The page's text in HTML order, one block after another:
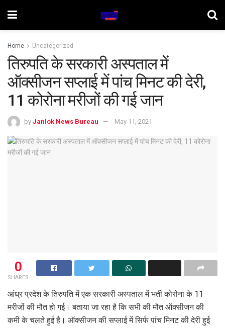
Home Uncategorized
तिरुपति के सरकारी अस्पताल में
ऑक्सीजन सप्लाई में पांच मिनट की देरी,
11 कोरोना मरीजों की गई जान
by Janlok News Bureau May 11, 2021
0
SHARES
आंध्र प्रदेश के तिरुपति में एक सरकारी अस्पताल में भर्ती कोरोना के 11
मरीजों की मौत हो गई। बताया जा रहा है कि सभी की मौत ऑक्सीजन की
कमी के चलते हुई है। ऑक्सीजन की सप्लाई में सिर्फ पांच मिनट की देरी हुई